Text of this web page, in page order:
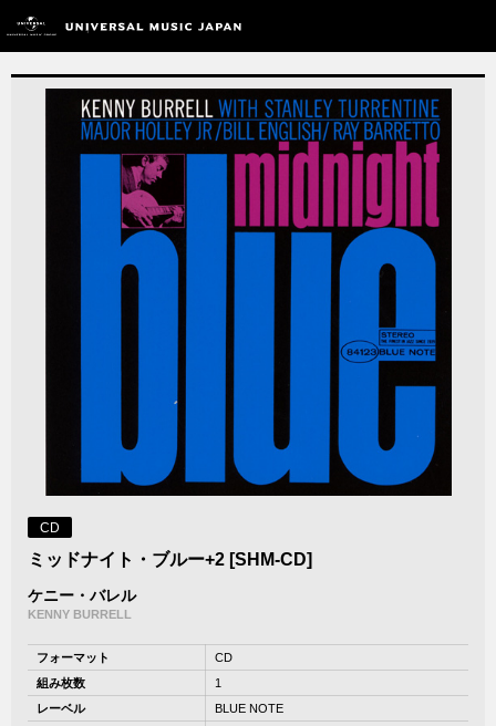
CD
ミッドナイト・ブルー+2 [SHM-CD]
ケニー・バレル
KENNY BURRELL
フォーマット
CD
組み枚数
1
レーベル
BLUE NOTE